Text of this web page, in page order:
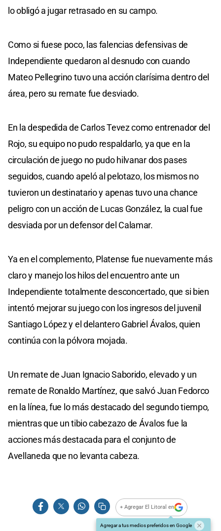
lo obligó a jugar retrasado en su campo.
Como si fuese poco, las falencias defensivas de
Independiente quedaron al desnudo con cuando
Mateo Pellegrino tuvo una acción clarísima dentro del
área, pero su remate fue desviado.
En la despedida de Carlos Tevez como entrenador del
Rojo, su equipo no pudo respaldarlo, ya que en la
circulación de juego no pudo hilvanar dos pases
seguidos, cuando apeló al pelotazo, los mismos no
tuvieron un destinatario y apenas tuvo una chance
peligro con un acción de Lucas González, la cual fue
desviada por un defensor del Calamar.
Ya en el complemento, Platense fue nuevamente más
claro y manejo los hilos del encuentro ante un
Independiente totalmente desconcertado, que si bien
intentó mejorar su juego con los ingresos del juvenil
Santiago López y el delantero Gabriel Ávalos, quien
continúa con la pólvora mojada.
Un remate de Juan Ignacio Saborido, elevado y un
remate de Ronaldo Martínez, que salvó Juan Fedorco
en la línea, fue lo más destacado del segundo tiempo,
mientras que un tibio cabezazo de Ávalos fue la
acciones más destacada para el conjunto de
Avellaneda que no levanta cabeza.
+ Agregar El Litoral en
Agregar a tus medios preferidos en Google